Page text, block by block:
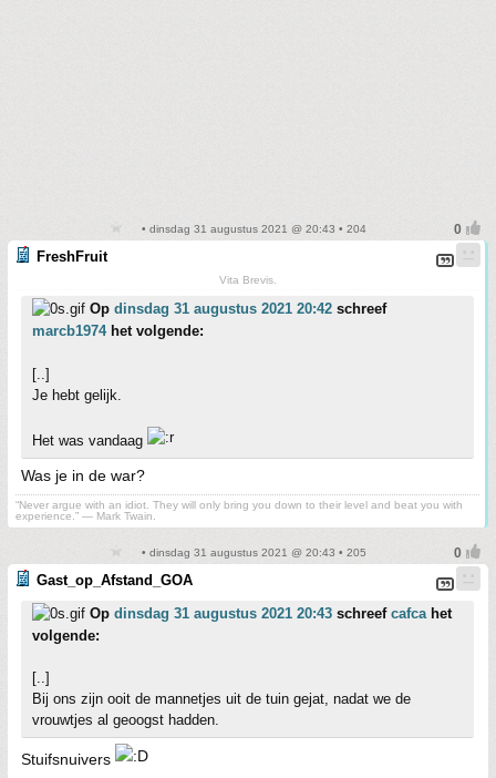
• dinsdag 31 augustus 2021 @ 20:43 • 204
FreshFruit
Vita Brevis.
Op dinsdag 31 augustus 2021 20:42 schreef
marcb1974het volgende:
[..]
Je hebt gelijk.
Het was vandaag
Was je in de war?
“Never argue with an idiot. They will only bring you down to their level and beat you with
experience.” ― Mark Twain.
• dinsdag 31 augustus 2021 @ 20:43 • 205
Gast_op_Afstand_GOA
Op dinsdag 31 augustus 2021 20:43 schreef cafcahet
volgende:
[..]
Bij ons zijn ooit de mannetjes uit de tuin gejat, nadat we de
vrouwtjes al geoogst hadden.
Stuifsnuivers